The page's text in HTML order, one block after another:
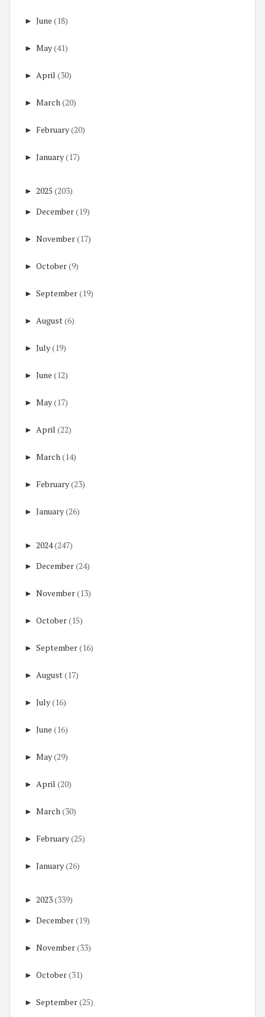
► June (18)
► May(41)
► April (30)
► March(20)
► February(20)
► January(17)
► 2025 (203)
► December(19)
► November(17)
► October(9)
► September(19)
► August(6)
► July(19)
► June (12)
► May(17)
► April (22)
► March(14)
► February(23)
► January(26)
► 2024(247)
► December(24)
► November(13)
► October(15)
► September(16)
► August(17)
► July(16)
► June (16)
► May(29)
► April (20)
► March(30)
► February(25)
► January(26)
► 2023(339)
► December(19)
► November(33)
► October(31)
► September(25)